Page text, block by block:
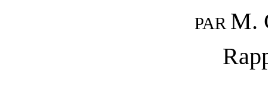
PAR M.